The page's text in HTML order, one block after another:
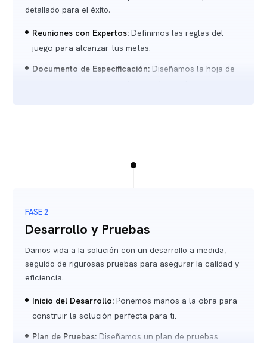
detallado para el éxito.
Reuniones con Expertos: Definimos las reglas del
juego para alcanzar tus metas.
Documento de Especificación: Diseñamos la hoja de
FASE 2
Desarrollo y Pruebas
Damos vida a la solución con un desarrollo a medida,
seguido de rigurosas pruebas para asegurar la calidad y
eficiencia.
Inicio del Desarrollo: Ponemos manos a la obra para
construir la solución perfecta para ti.
Plan de Pruebas: Diseñamos un plan de pruebas